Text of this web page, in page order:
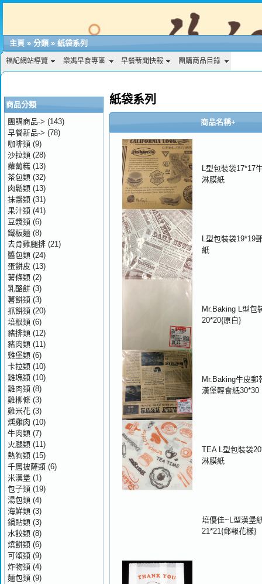
主頁 » 分類 » 紙袋系列
福記網站導覽 樂媽早食專區 早餐新聞快報 團購商品目錄
紙袋系列
商品名稱+
L型包裝袋17*17
淋膜紙
L型包裝袋19*19
紙
Mr.Baking L型包
20*20{原白}
Mr.Baking牛皮郵
漢堡輕食紙30*30
TEA L型包裝袋
淋膜紙
培優佳~L型漢堡
21*21{郵報花樣}
商品分類
團購商品-> (143)
早餐新品-> (78)
咖啡類 (9)
沙拉類 (28)
蘿蔔糕 (13)
茶包類 (32)
肉鬆類 (13)
抹醬類 (31)
果汁類 (41)
豆漿類 (6)
鐵板麵 (8)
去骨雞腿排 (21)
醬包類 (24)
蛋餅皮 (13)
薯條類 (2)
乳酪餅 (3)
薯餅類 (3)
抓餅類 (20)
培根類 (6)
豬排類 (12)
豬肉類 (11)
雞堡類 (6)
卡拉類 (10)
雞塊類 (10)
雞肉類 (8)
雞柳條 (3)
雞米花 (3)
燻雞肉 (10)
牛肉類 (7)
火腿類 (11)
熱狗類 (15)
千層披薩類 (6)
米漢堡 (1)
包子類 (19)
湯包類 (4)
海鮮類 (3)
鍋貼類 (3)
水餃類 (8)
燒餅類 (6)
可頌類 (9)
炸物類 (4)
麵包類 (9)